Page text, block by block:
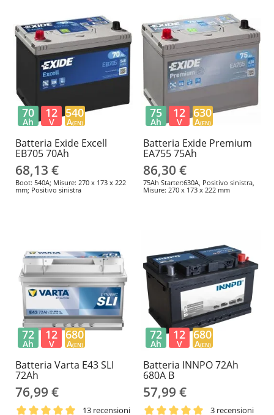
Batteria Exide Excell
EB705 70Ah
68,13 €
Boot: 540A; Misure: 270 x 173 x 222
mm; Positivo sinistra
70
Ah
12
V
540
A(EN)
Batteria Exide Premium
EA755 75Ah
86,30 €
75Ah Starter:630A, Positivo sinistra,
Misure: 270 x 173 x 222 mm
75
Ah
12
V
630
A(EN)
Batteria Varta E43 SLI
72Ah
76,99 €
13 recensioni
72
Ah
12
V
680
A(EN)
Batteria INNPO 72Ah
680A B
57,99 €
3 recensioni
72
Ah
12
V
680
A(EN)